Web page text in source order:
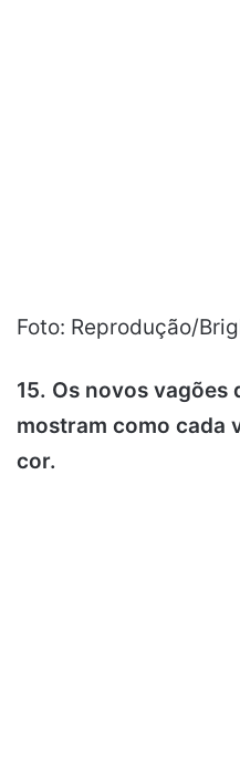
Foto: Reprodução/
15. Os novos vagões
mostram como cada
cor.